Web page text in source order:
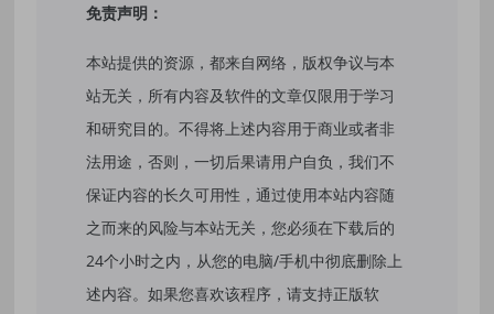
免责声明：
本站提供的资源，都来自网络，版权争议与本
站无关，所有内容及软件的文章仅限用于学习
和研究目的。不得将上述内容用于商业或者非
法用途，否则，一切后果请用户自负，我们不
保证内容的长久可用性，通过使用本站内容随
之而来的风险与本站无关，您必须在下载后的
24个小时之内，从您的电脑/手机中彻底删除上
述内容。如果您喜欢该程序，请支持正版软